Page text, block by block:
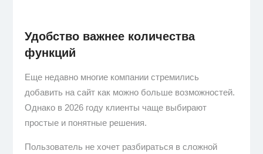
Удобство важнее количества
функций
Еще недавно многие компании стремились
добавить на сайт как можно больше возможностей.
Однако в 2026 году клиенты чаще выбирают
простые и понятные решения.
Пользователь не хочет разбираться в сложной